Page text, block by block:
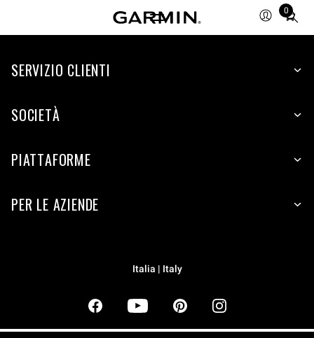
0
Total
items
cart:
SERVIZIO CLIENTI
SOCIETÀ
PIATTAFORME
PER LE AZIENDE
Italia | Italy